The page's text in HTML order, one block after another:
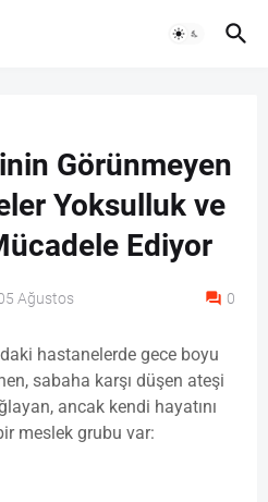
Görünmeyen
Yoksulluk ve
Ediyor
Ağustos 0
hastanelerde gece boyu
sabaha karşı düşen ateşi
ancak kendi hayatını
meslek grubu var: